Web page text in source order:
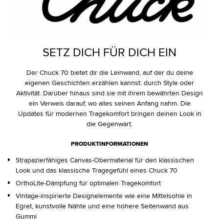
SETZ DICH FÜR DICH EIN
Der Chuck 70 bietet dir die Leinwand, auf der du deine
eigenen Geschichten erzählen kannst: durch Style oder
Aktivität. Darüber hinaus sind sie mit ihrem bewährten Design
ein Verweis darauf, wo alles seinen Anfang nahm. Die
Updates für modernen Tragekomfort bringen deinen Look in
die Gegenwart.
PRODUKTINFORMATIONEN
Strapazierfähiges Canvas-Obermaterial für den klassischen
Look und das klassische Tragegefühl eines Chuck 70
OrthoLite-Dämpfung für optimalen Tragekomfort
Vintage-inspirierte Designelemente wie eine Mittelsohle in
Egret, kunstvolle Nähte und eine höhere Seitenwand aus
Gummi